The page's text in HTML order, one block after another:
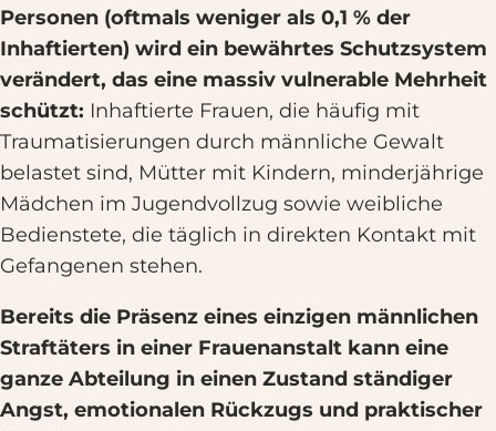
Personen (oftmals weniger als 0,1 % der
Inhaftierten) wird ein bewährtes Schutzsystem
verändert, das eine massiv vulnerable Mehrheit
schützt: Inhaftierte Frauen, die häufig mit
Traumatisierungen durch männliche Gewalt
belastet sind, Mütter mit Kindern, minderjährige
Mädchen im Jugendvollzug sowie weibliche
Bedienstete, die täglich in direkten Kontakt mit
Gefangenen stehen.
Bereits die Präsenz eines einzigen männlichen
Straftäters in einer Frauenanstalt kann eine
ganze Abteilung in einen Zustand ständiger
Angst, emotionalen Rückzugs und praktischer